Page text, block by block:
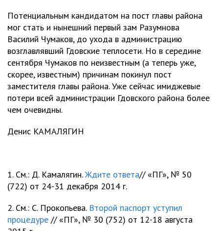
Потенциальным кандидатом на пост главы района
мог стать и нынешний первый зам Разумнова
Василий Чумаков, до ухода в администрацию
возглавлявший Гдовские теплосети. Но в середине
сентября Чумаков по неизвестным (а теперь уже,
скорее, известным) причинам покинул пост
заместителя главы района. Уже сейчас имиджевые
потери всей администрации Гдовского района более
чем очевидны.
Денис КАМАЛЯГИН
1. См.: Д. Камалягин.Ждите ответа// «ПГ», № 50
(722) от 24-31 декабря 2014 г.
2. См.: С. Прокопьева. Второй паспорт уступил
процедуре // «ПГ», № 30 (752) от 12-18 августа